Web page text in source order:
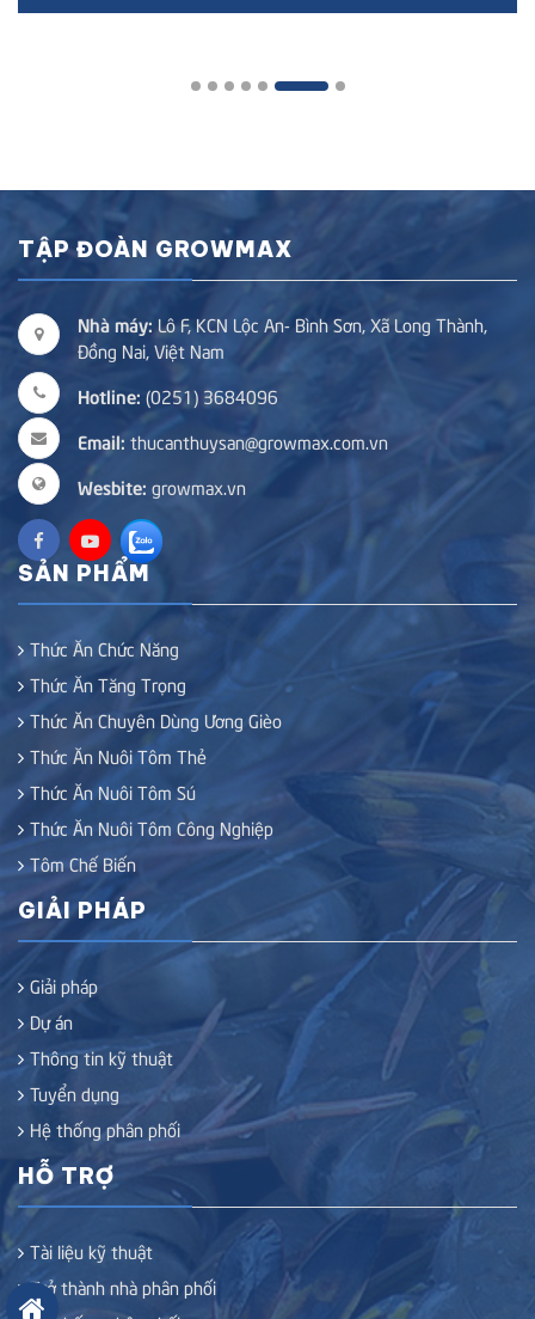
TẬP ĐOÀN GROWMAX
Nhà máy: Lô F, KCN Lộc An- Bình Sơn, Xã Long Thành,
Đồng Nai, Việt Nam
Hotline: (0251) 3684096
Email: thucanthuysan@growmax.com.vn
Wesbite: growmax.vn
SẢN PHẨM
Thức Ăn Chức Năng
Thức Ăn Tăng Trọng
Thức Ăn Chuyên Dùng Ương Gièo
Thức Ăn Nuôi Tôm Thẻ
Thức Ăn Nuôi Tôm Sú
Thức Ăn Nuôi Tôm Công Nghiệp
Tôm Chế Biến
GIẢI PHÁP
Giải pháp
Dự án
Thông tin kỹ thuật
Tuyển dụng
Hệ thống phân phối
HỖ TRỢ
Tài liệu kỹ thuật
Trở thành nhà phân phối